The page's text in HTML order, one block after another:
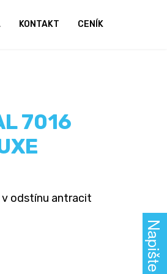
KONTAKT CENÍK
7016
v odstínu antracit